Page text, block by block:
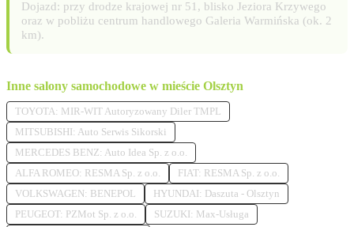
Dojazd: przy drodze krajowej nr 51, blisko Jeziora Krzywego
oraz w pobliżu centrum handlowego Galeria Warmińska (ok. 2
km).
Inne salony samochodowe w mieście Olsztyn
TOYOTA: MIR-WIT Autoryzowany Diler TMPL
MITSUBISHI: Auto Serwis Sikorski
MERCEDES BENZ: Auto Idea Sp. z o.o.
ALFA ROMEO: RESMA Sp. z o.o.
FIAT: RESMA Sp. z o.o.
VOLKSWAGEN: BENEPOL
HYUNDAI: Daszuta - Olsztyn
PEUGEOT: PZMot Sp. z o.o.
SUZUKI: Max-Usługa